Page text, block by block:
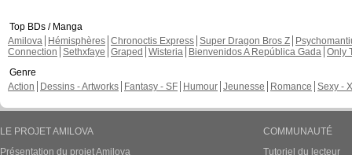
Top BDs / Manga
Amilova
Hémisphères Chronoctis Express Super Dragon Bros Z
Connection Sethxfaye Graped Wisteria Bienvenidos A República Gada Only
Genre
Action
Dessins - Artworks Fantasy - SF Humour Jeunesse Romance Sexy -
LE PROJET AMILOVA
Présentation du projet Amilova
COMMUNAUTÉ
Tutoriel du lecteur